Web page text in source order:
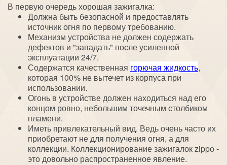
В первую очередь хорошая зажигалка:
Должна быть безопасной и предоставлять
источник огня по первому требованию.
Механизм устройства не должен содержать
дефектов и "западать" после усиленной
эксплуатации 24/7.
Содержатся качественная горючая жидкость,
которая 100% не вытечет из корпуса при
использовании.
Огонь в устройстве должен находиться над его
концом ровно, небольшим точечным столбиком
пламени.
Иметь привлекательный вид. Ведь очень часто их
приобретают не для получения огня, а для
коллекции. Коллекционирование зажигалок zippo -
это довольно распространенное явление.